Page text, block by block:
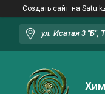
Создать сайт на
ул. Исатая 3 "Б",